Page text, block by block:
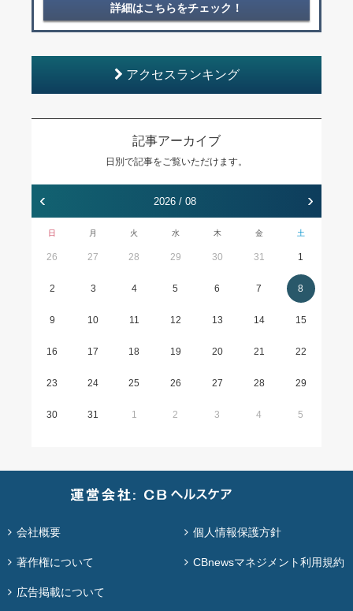
詳細はこちらをチェック！
アクセスランキング
記事アーカイブ
日別で記事をご覧いただけます。
‹ 2026 / 08 ›
日 月 火 水 木 金 土
26 27 28 29 30 31 1
2 3 4 5 6 7 8
9 10 11 12 13 14 15
16 17 18 19 20 21 22
23 24 25 26 27 28 29
30 31 1 2 3 4 5
会社概要 個人情報保護方針
著作権について CBnewsマネジメント利用規約
広告掲載について